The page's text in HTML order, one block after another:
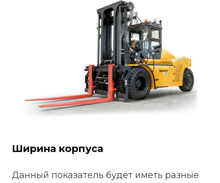
Ширина корпуса
Данный показатель будет иметь разные